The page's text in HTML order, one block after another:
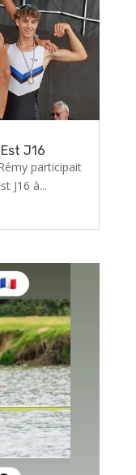
J16
participait
J16 à...